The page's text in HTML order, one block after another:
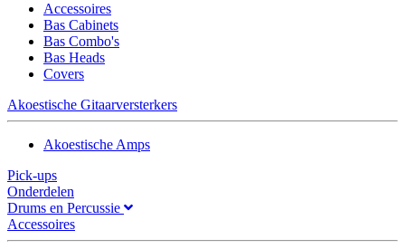
Accessoires
Bas Cabinets
Bas Combo's
Bas Heads
Covers
Akoestische Gitaarversterkers
Akoestische Amps
Pick-ups
Onderdelen
Drums en Percussie
Accessoires